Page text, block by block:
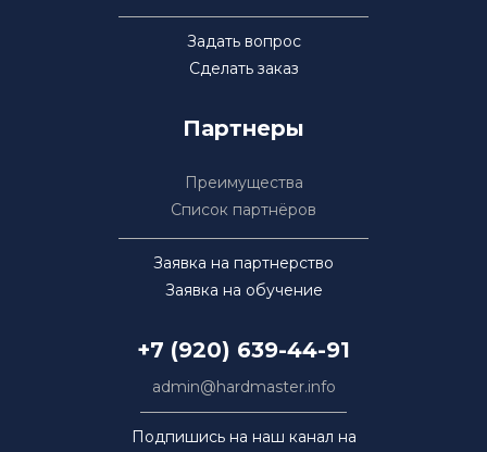
Задать вопрос
Сделать заказ
Партнеры
Преимущества
Список партнёров
Заявка на партнерство
Заявка на обучение
+7 (920) 639-44-91
admin@hardmaster.info
Подпишись на наш канал на